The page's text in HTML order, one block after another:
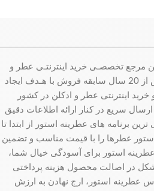
مرجع تخصصـی خرید اینترنتـی عطر و
ادکلن و آرایشی بهداشتی با بیش از 20 سال سابقه فروش با هـدف ایجاد
اینترنتی عطر و ادکلن در کشور
سریع در کنار ارائه اطلاعات دقیق
برنامه های عطرینه استور از ابتدا تا
عطرها را با قیمت مناسب و تضمین
استور برای آسودگی خیال شما،
در اصالت محصول هزینه پرداختی
عطرینه استور، ارج نهادن به ارزش